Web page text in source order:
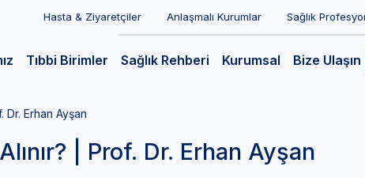
Hasta & Ziyaretçiler Anlaşmalı Kurumlar Sağlık
Tıbbi Birimler Sağlık Rehberi Kurumsal Bize Ulaşın
Dr. Erhan Ayşan
| Prof. Dr. Erhan Ayşan